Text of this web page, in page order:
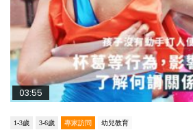
03:55
1-3歲 3-6歲 專家訪問 幼兒教育